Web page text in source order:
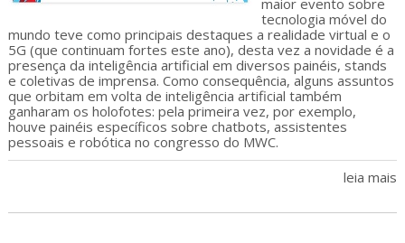
maior evento sobre
tecnologia móvel do
mundo teve como principais destaques a realidade virtual e o
5G (que continuam fortes este ano), desta vez a novidade é a
presença da inteligência artificial em diversos painéis, stands
e coletivas de imprensa. Como consequência, alguns assuntos
que orbitam em volta de inteligência artificial também
ganharam os holofotes: pela primeira vez, por exemplo,
houve painéis específicos sobre chatbots, assistentes
pessoais e robótica no congresso do MWC.
leia mais